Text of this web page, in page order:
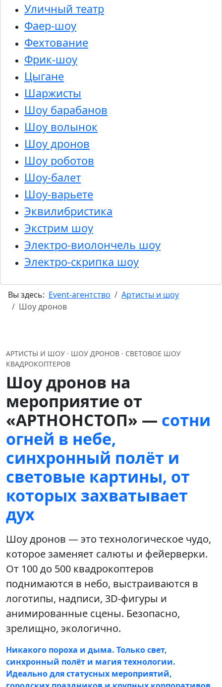
Уличный театр
Фаер-шоу
Фехтование
Фрик-шоу
Цыгане
Шаржисты
Шоу барабанов
Шоу волынок
Шоу дронов
Шоу роботов
Шоу-балет
Шоу-варьете
Эквилибристика
Экстрим шоу
Электро-виолончель шоу
Электро-скрипка шоу
Вы здесь: Event-агентство
Артисты и шоу
Шоу дронов
АРТИСТЫ И ШОУ · ШОУ ДРОНОВ · СВЕТОВОЕ ШОУ
КВАДРОКОПТЕРОВ
Шоу дронов на
мероприятие от
«АРТНОНСТОП» — сотни
огней в небе,
синхронный полёт и
световые картины, от
которых захватывает
дух
Шоу дронов — это технологическое чудо,
которое заменяет салюты и фейерверки.
От 100 до 500 квадрокоптеров
поднимаются в небо, выстраиваются в
логотипы, надписи, 3D-фигуры и
анимированные сцены. Безопасно,
зрелищно, экологично.
Никакого пороха и дыма. Только свет,
синхронный полёт и магия технологии.
Идеально для статусных мероприятий,